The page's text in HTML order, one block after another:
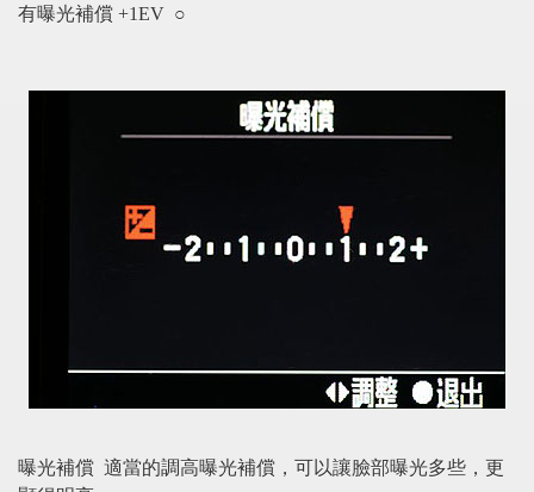
有曝光補償 +1EV ○
曝光補償 適當的調高曝光補償，可以讓臉部曝光多些，更